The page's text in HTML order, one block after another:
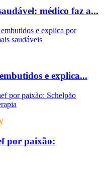
médico faz a...
e explica...
por paixão: